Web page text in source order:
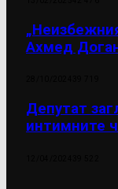
Ахмед
Депутат
интимните